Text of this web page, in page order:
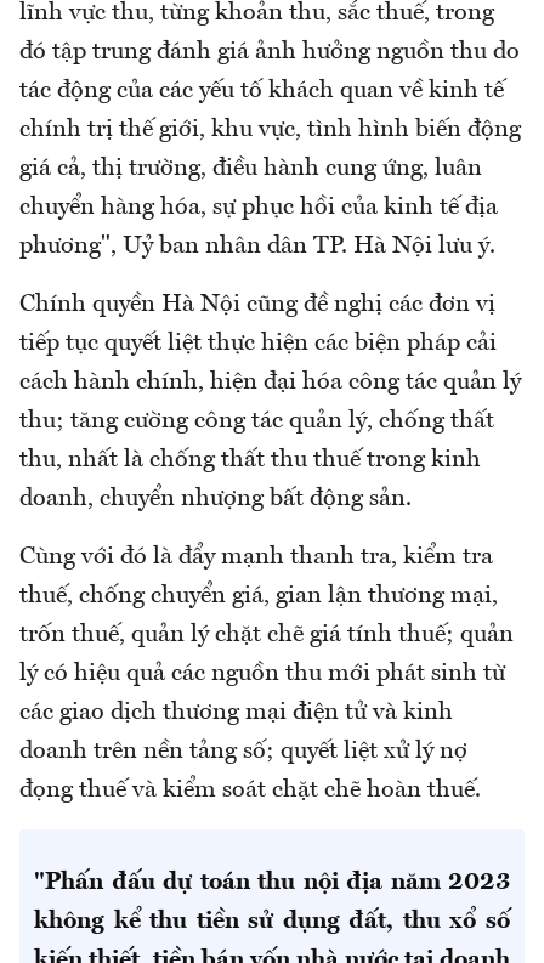
lĩnh vực thu, từng khoản thu, sắc thuế, trong
đó tập trung đánh giá ảnh hưởng nguồn thu do
tác động của các yếu tố khách quan về kinh tế
chính trị thế giới, khu vực, tình hình biến động
giá cả, thị trường, điều hành cung ứng, luân
chuyển hàng hóa, sự phục hồi của kinh tế địa
phương", Uỷ ban nhân dân TP. Hà Nội lưu ý.
Chính quyền Hà Nội cũng đề nghị các đơn vị
tiếp tục quyết liệt thực hiện các biện pháp cải
cách hành chính, hiện đại hóa công tác quản lý
thu; tăng cường công tác quản lý, chống thất
thu, nhất là chống thất thu thuế trong kinh
doanh, chuyển nhượng bất động sản.
Cùng với đó là đẩy mạnh thanh tra, kiểm tra
thuế, chống chuyển giá, gian lận thương mại,
trốn thuế, quản lý chặt chẽ giá tính thuế; quản
lý có hiệu quả các nguồn thu mới phát sinh từ
các giao dịch thương mại điện tử và kinh
doanh trên nền tảng số; quyết liệt xử lý nợ
đọng thuế và kiểm soát chặt chẽ hoàn thuế.
"Phấn đấu dự toán thu nội địa năm 2023
không kể thu tiền sử dụng đất, thu xổ số